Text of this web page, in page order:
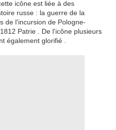
icône est liée à des
russe : la guerre de la
de l'incursion de Pologne-
Patrie .
De l'icône plusieurs
également glorifié .